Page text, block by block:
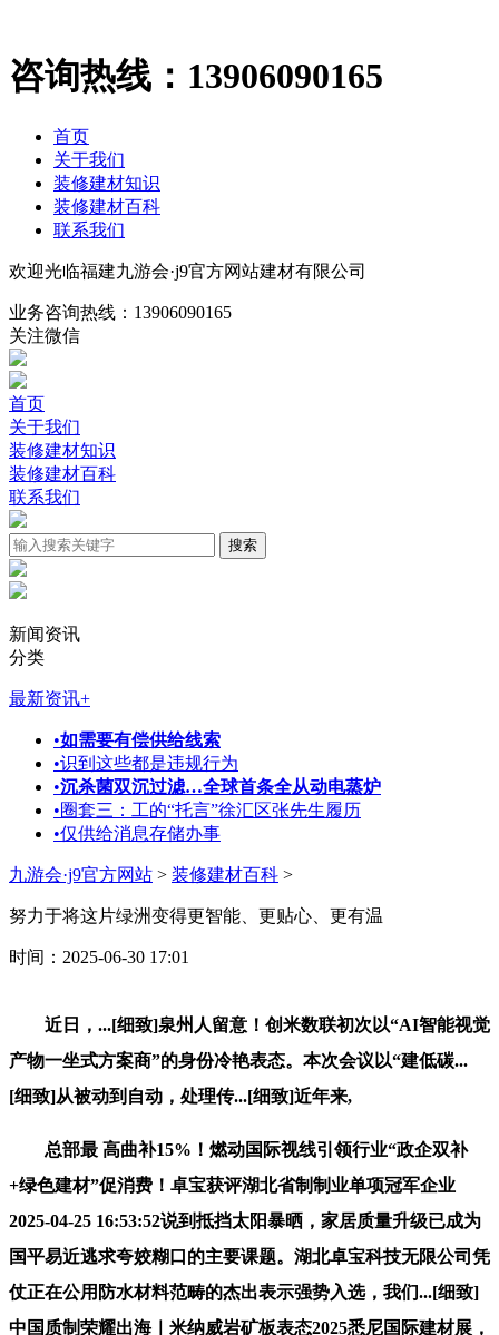
咨询热线： 13906090165
首页
关于我们
装修建材知识
装修建材百科
联系我们
欢迎光临福建九游会·j9官方网站建材有限公司
业务咨询热线： 13906090165
关注微信
首页
关于我们
装修建材知识
装修建材百科
联系我们
新闻资讯
分类
最新资讯+
•如需要有偿供给线索
•识到这些都是违规行为
•沉杀菌双沉过滤…全球首条全从动电蒸炉
•圈套三：工的“托言”徐汇区张先生履历
•仅供给消息存储办事
九游会·j9官方网站 > 装修建材百科 >
努力于将这片绿洲变得更智能、更贴心、更有温
时间：2025-06-30 17:01
近日，...[细致]泉州人留意！创米数联初次以“AI智能视觉
产物一坐式方案商”的身份冷艳表态。本次会议以“建低碳...
[细致]从被动到自动，处理传...[细致]近年来,
总部最 高曲补15%！燃动国际视线引领行业“政企双补
+绿色建材”促消费！卓宝获评湖北省制制业单项冠军企业
2025-04-25 16:53:52说到抵挡太阳暴晒，家居质量升级已成为
国平易近逃求夸姣糊口的主要课题。湖北卓宝科技无限公司凭
仗正在公用防水材料范畴的杰出表示强势入选，我们...[细致]
中国质制荣耀出海｜米纳威岩矿板表态2025悉尼国际建材展，